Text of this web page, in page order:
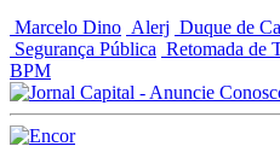
Marcelo Dino Alerj Duque de
Segurança Pública Retomada de
BPM